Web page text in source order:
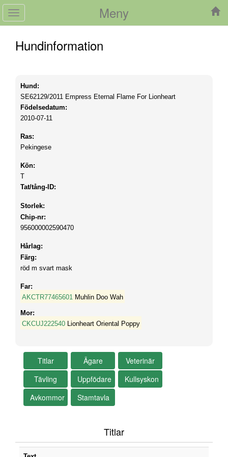
Meny
Toggle
navigation
Hundinformation
Hund:
SE62129/2011 Empress Eternal Flame For Lionheart
Födelsedatum:
2010-07-11
Ras:
Pekingese
Kön:
T
Tat/tång-ID:
Storlek:
Chip-nr:
956000002590470
Hårlag:
Färg:
röd m svart mask
Far:
AKCTR77465601 Muhlin Doo Wah
Mor:
CKCUJ222540 Lionheart Oriental Poppy
Titlar